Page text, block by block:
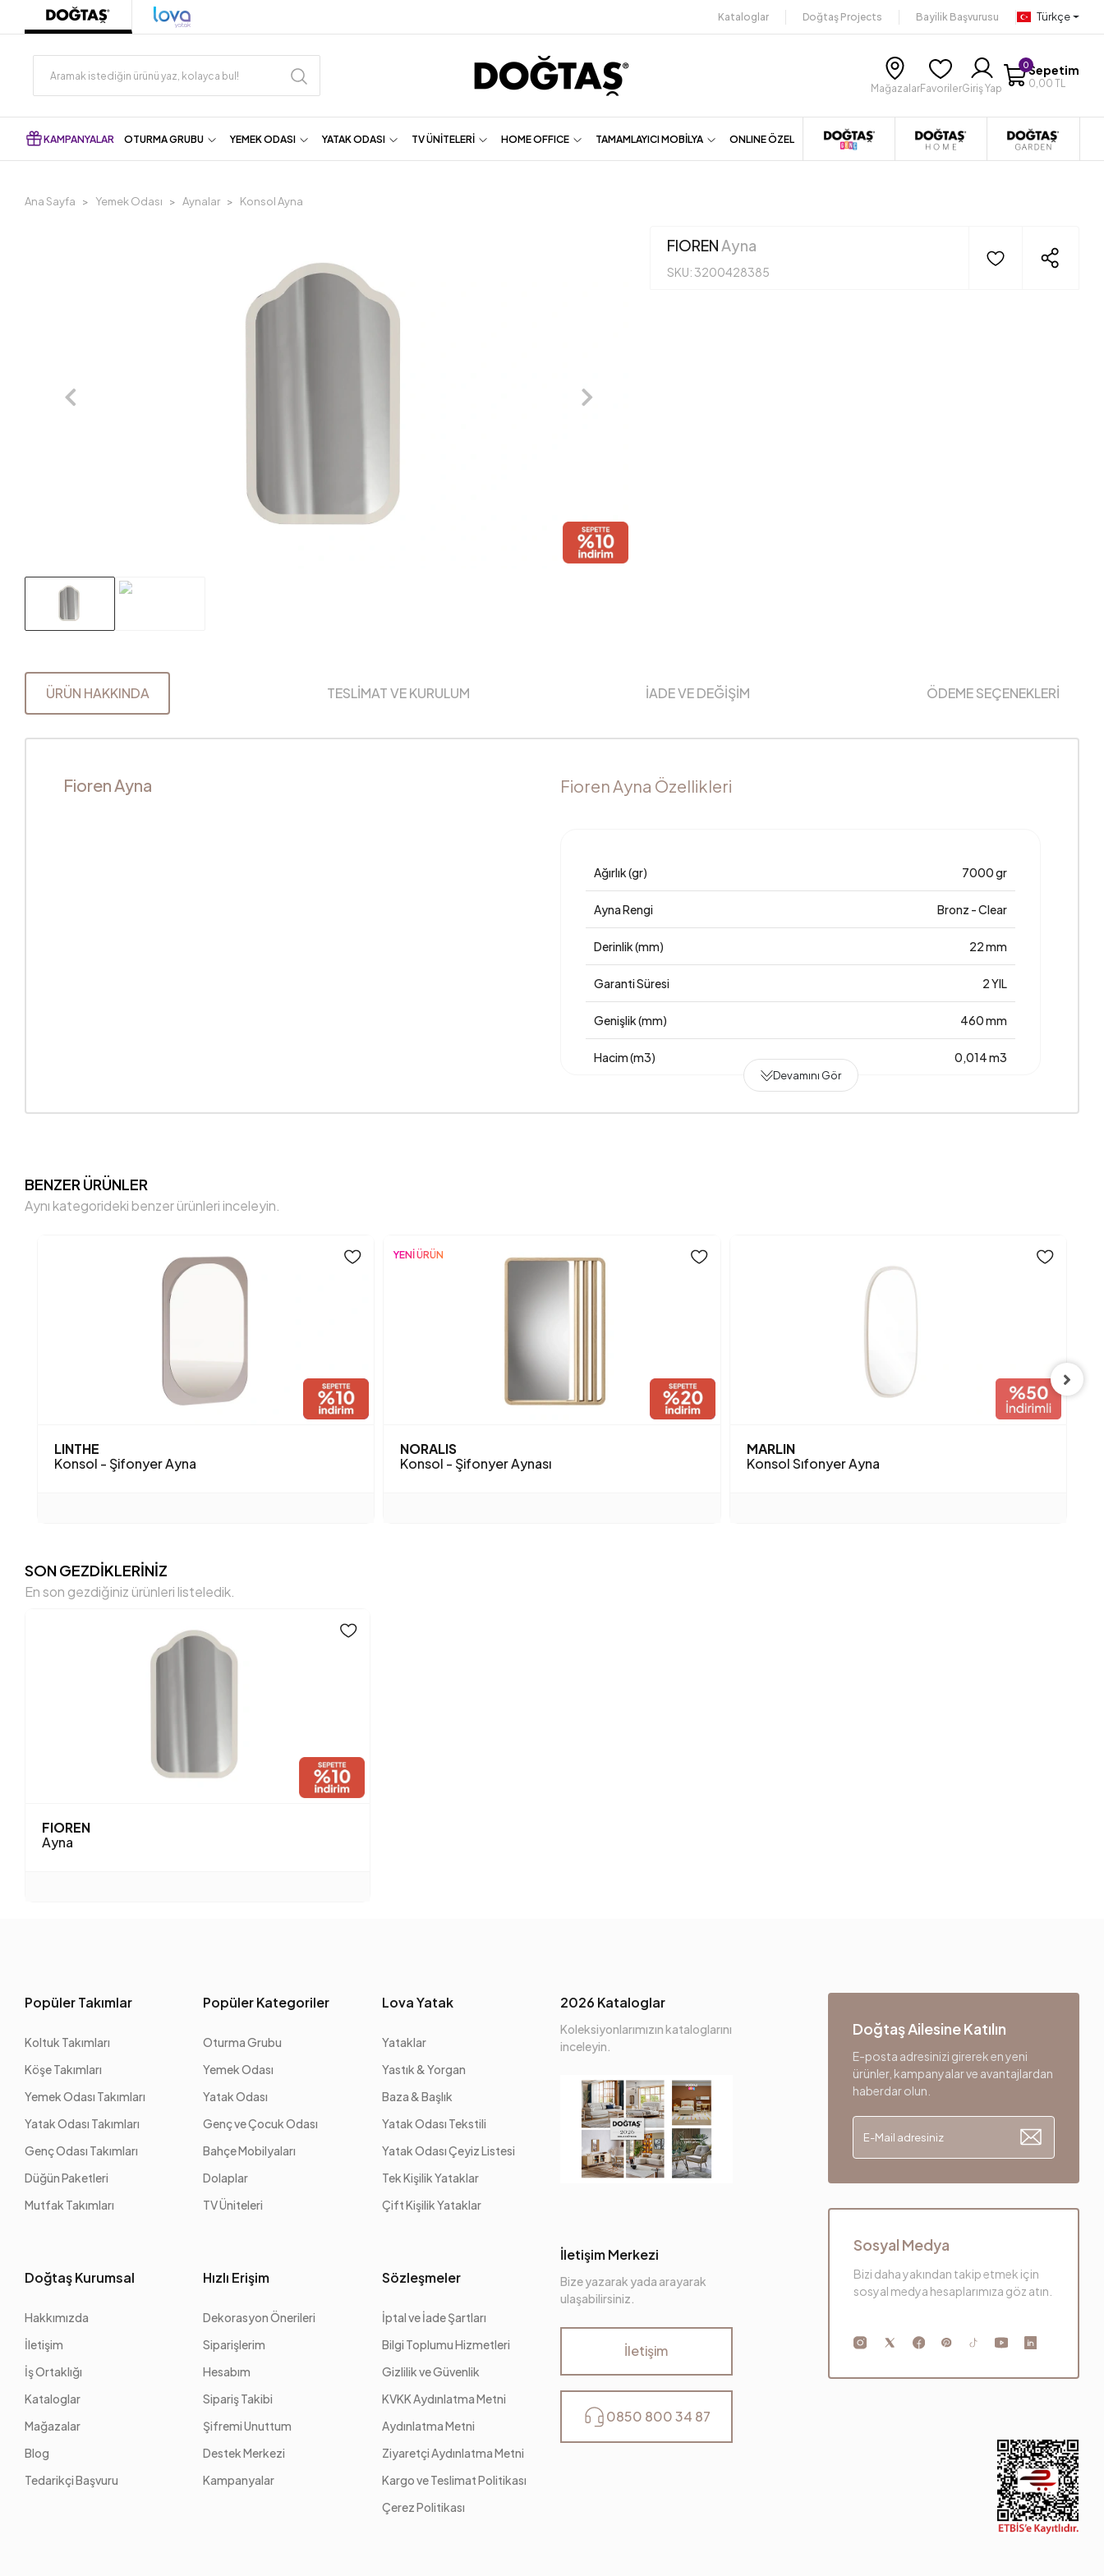
Kataloglar Doğtaş Projects Bayilik Başvurusu Türkçe
MağazalarFavorilerGiriş Yap
0Sepetim
0,00 TL
KAMPANYALAR OTURMA GRUBU YEMEK ODASI YATAK ODASI TV ÜNİTELERİ HOME OFFICE TAMAMLAYICI MOBİLYA ONLINE ÖZEL
Ana Sayfa Yemek Odası Aynalar Konsol Ayna
FIOREN Ayna
SKU: 3200428385
ÜRÜN HAKKINDA TESLİMAT VE KURULUM İADE VE DEĞİŞİM ÖDEME SEÇENEKLERİ
Fioren Ayna Fioren Ayna Özellikleri
Ağırlık (gr) 7000 gr
Ayna Rengi Bronz - Clear
Derinlik (mm) 22 mm
Garanti Süresi 2 YIL
Genişlik (mm) 460 mm
Hacim (m3) 0,014 m3
Devamını Gör
BENZER ÜRÜNLER
Aynı kategorideki benzer ürünleri inceleyin.
LINTHE
Konsol - Şifonyer Ayna
YENİ ÜRÜN
NORALIS
Konsol - Şifonyer Aynası
MARLIN
Konsol Sıfonyer Ayna
SON GEZDİKLERİNİZ
En son gezdiğiniz ürünleri listeledik.
FIOREN
Ayna
Popüler Takımlar
Koltuk Takımları
Köşe Takımları
Yemek Odası Takımları
Yatak Odası Takımları
Genç Odası Takımları
Düğün Paketleri
Mutfak Takımları
Popüler Kategoriler
Oturma Grubu
Yemek Odası
Yatak Odası
Genç ve Çocuk Odası
Bahçe Mobilyaları
Dolaplar
TV Üniteleri
Lova Yatak
Yataklar
Yastık & Yorgan
Baza & Başlık
Yatak Odası Tekstili
Yatak Odası Çeyiz Listesi
Tek Kişilik Yataklar
Çift Kişilik Yataklar
Doğtaş Kurumsal
Hakkımızda
İletişim
İş Ortaklığı
Kataloglar
Mağazalar
Blog
Tedarikçi Başvuru
Hızlı Erişim
Dekorasyon Önerileri
Siparişlerim
Hesabım
Sipariş Takibi
Şifremi Unuttum
Destek Merkezi
Kampanyalar
Sözleşmeler
İptal ve İade Şartları
Bilgi Toplumu Hizmetleri
Gizlilik ve Güvenlik
KVKK Aydınlatma Metni
Aydınlatma Metni
Ziyaretçi Aydınlatma Metni
Kargo ve Teslimat Politikası
Çerez Politikası
2026 Kataloglar
Koleksiyonlarımızın kataloglarını
inceleyin.
İletişim Merkezi
Bize yazarak yada arayarak
ulaşabilirsiniz.
İletişim
0850 800 34 87
Doğtaş Ailesine Katılın
E-posta adresinizi girerek en yeni
ürünler, kampanyalar ve avantajlardan
haberdar olun.
Sosyal Medya
Bizi daha yakından takip etmek için
sosyal medya hesaplarımıza göz atın.